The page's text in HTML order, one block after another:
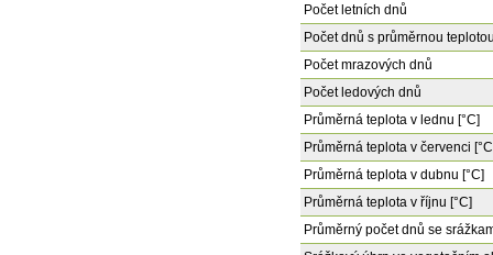
Počet letních dnů
Počet dnů s průměrnou
Počet mrazových dnů
Počet ledových dnů
Průměrná teplota v lednu [°C]
Průměrná teplota v červenci
Průměrná teplota v dubnu [°C]
Průměrná teplota v říjnu [°C]
Průměrný počet dnů se